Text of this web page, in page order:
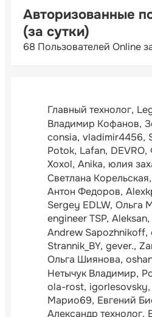
Авторизованные
(за сутки)
68 Пользователей Online
Главный технолог
Владимир Кофанов
consia vladimir4456
Potok Lafan DEVRO
Xoxol Anika юлия
Светлана Корельская
Антон Федоров
Sergey EDLW Ольга
engineer TSP Aleksan
Andrew Sapozhnikoff
Strannik_BY gever.
Ольга Шиянова
Нетычук Владимир
ola-rost igorlesovsky
Марио69 Евгений
Александр технолог